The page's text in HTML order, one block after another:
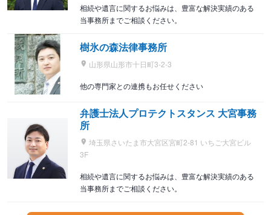
相続や遺言に関するお悩みは、豊富な解決実績のある
当事務所までご相談ください。
樹氷の森法律事務所
山形県山形市十日町3-2-3
他の専門家との連携もお任せください
弁護士法人プロテクトスタンス 大宮事務
所
埼玉県さいたま市大宮区宮町2-81 いちご大宮ビル
3F
相続や遺言に関するお悩みは、豊富な解決実績のある
当事務所までご相談ください。